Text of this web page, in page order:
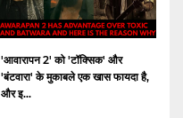
'आवारापन 2' को 'टॉक्सिक' और
'बंटवारा' के मुकाबले एक खास फायदा है,
और इ...